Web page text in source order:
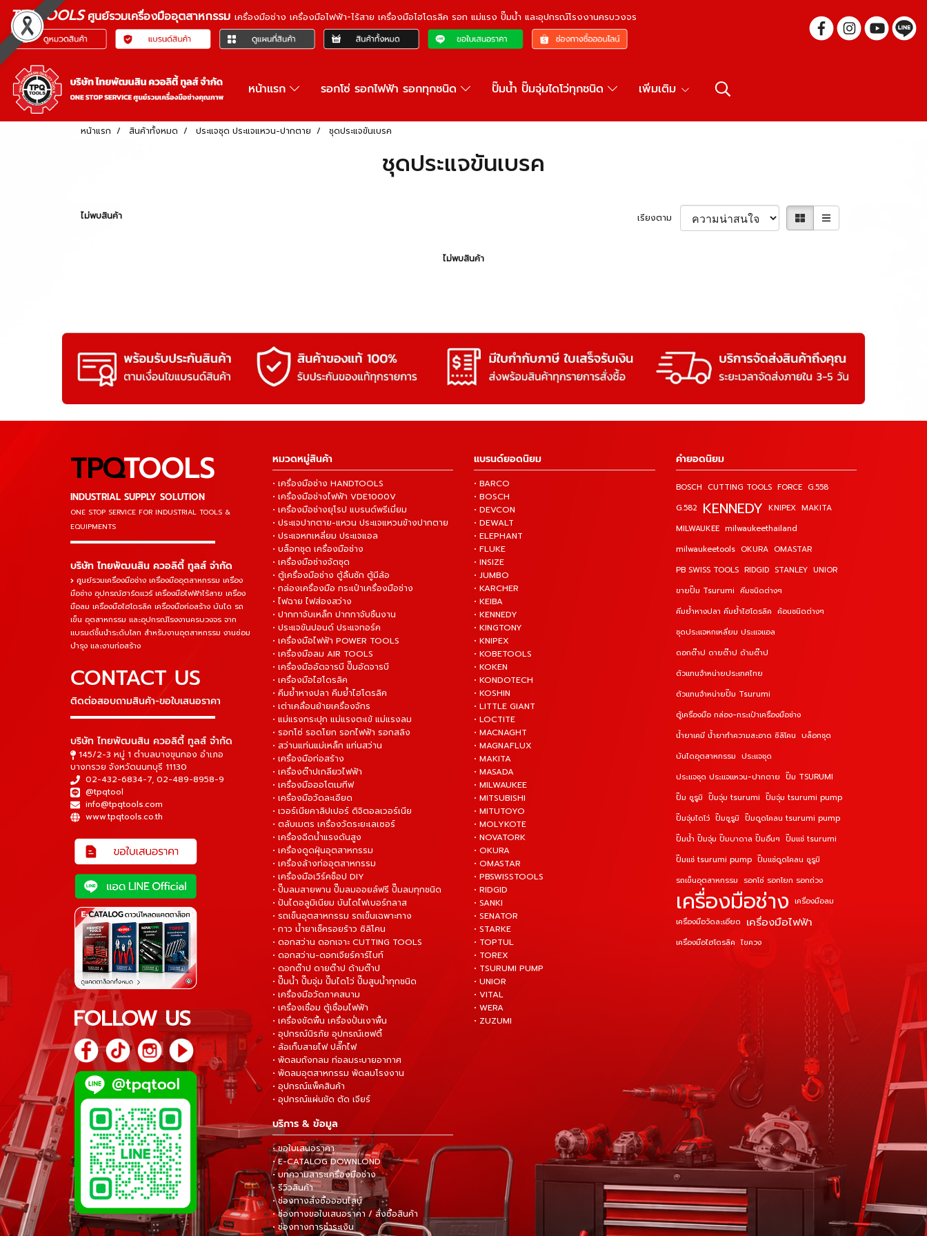
TPQTOOLSศูนย์รวมเครื่องมืออุตสาหกรรม เครื่องมือช่าง เครื่องมือไฟฟ้า-ไร้สาย เครื่องมือไฮโดรลิค รอก แม่แรง ปั๊มน้ำ และอุปกรณ์โรงงานครบวงจร
หน้าแรก รอกโซ่ รอกไฟฟ้า รอกทุกชนิด ปั๊มน้ำ ปั๊มจุ่มไดโว่ทุกชนิด เพิ่มเติม
หน้าแรก สินค้าทั้งหมด ประแจชุด ประแจแหวน-ปากตาย ชุดประแจขันเบรค
ชุดประแจขันเบรค
ไม่พบสินค้า เรียงตาม
ไม่พบสินค้า
TPQTOOLS
INDUSTRIAL SUPPLY SOLUTION
ONE STOP SERVICE FOR INDUSTRIAL TOOLS &
EQUIPMENTS
▬▬▬▬▬▬▬▬▬▬▬▬▬▬▬
บริษัท ไทยพัฒนสิน ควอลิตี้ ทูลส์ จำกัด
ศูนย์รวมเครื่องมือช่าง เครื่องมืออุตสาหกรรม เครื่อง
มือช่าง อุปกรณ์ฮาร์ดแวร์ เครื่องมือไฟฟ้าไร้สาย เครื่อง
มือลม เครื่องมือไฮโดรลิค เครื่องมือก่อสร้าง บันได รถ
เข็น อุตสาหกรรม และอุปกรณ์โรงงานครบวงจร จาก
แบรนด์ชั้นนำระดับโลก สำหรับงานอุตสาหกรรม งานซ่อม
บำรุง และงานก่อสร้าง
CONTACT US
ติดต่อสอบถามสินค้า-ขอใบเสนอราคา
▬▬▬▬▬▬▬▬▬▬▬▬▬▬▬
บริษัท ไทยพัฒนสิน ควอลิตี้ ทูลส์ จำกัด
145/2-3 หมู่ 1 ตำบลบางขุนกอง อำเภอ
บางกรวย จังหวัดนนทบุรี 11130
02-432-6834-7, 02-489-8958-9
@tpqtool
info@tpqtools.com
www.tpqtools.co.th
FOLLOW US
หมวดหมู่สินค้า
• เครื่องมือช่าง HANDTOOLS
• เครื่องมือช่างไฟฟ้า VDE1000V
• เครื่องมือช่างยุโรป แบรนด์พรีเมี่ยม
• ประแจปากตาย-แหวน ประแจแหวนข้างปากตาย
• ประแจหกเหลี่ยม ประแจแอล
• บล็อกชุด เครื่องมือช่าง
• เครื่องมือช่างจัดชุด
• ตู้เครื่องมือช่าง ตู้ลิ้นชัก ตู้มีล้อ
• กล่องเครื่องมือ กระเป๋าเครื่องมือช่าง
• ไฟฉาย ไฟส่องสว่าง
• ปากกาจับเหล็ก ปากกาจับชิ้นงาน
• ประแจขันปอนด์ ประแจทอร์ค
• เครื่องมือไฟฟ้า POWER TOOLS
• เครื่องมือลม AIR TOOLS
• เครื่องมืออัดจารบี ปั๊มอัดจารบี
• เครื่องมือไฮโดรลิค
• คีมย้ำหางปลา คีมย้ำไฮโดรลิค
• เต่าเคลื่อนย้ายเครื่องจักร
• แม่แรงกระปุก แม่แรงตะเข้ แม่แรงลม
• รอกโซ่ รอดโยก รอกไฟฟ้า รอกสลิง
• สว่านแท่นแม่เหล็ก แท่นสว่าน
• เครื่องมือก่อสร้าง
• เครื่องต๊าปเกลียวไฟฟ้า
• เครื่องมือออโตเมทีฟ
• เครื่องมือวัดละเอียด
• เวอร์เนียคาลิปเปอร์ ดิจิตอลเวอร์เนีย
• ตลับเมตร เครื่องวัดระยะเลเซอร์
• เครื่องฉีดน้ำแรงดันสูง
• เครื่องดูดฝุ่นอุตสาหกรรม
• เครื่องล้างท่ออุตสาหกรรม
• เครื่องมือเวิร์คช็อป DIY
• ปั๊มลมสายพาน ปั๊มลมออยล์ฟรี ปั๊มลมทุกชนิด
• ปันไดอลูมิเนียม บันไดไฟเบอร์กลาส
• รถเข็นอุตสาหกรรม รถเข็นเฉพาะทาง
• กาว น้ำยาเช็ครอยร้าว ซิลิโคน
• ดอกสว่าน ดอกเจาะ CUTTING TOOLS
• ดอกสว่าน-ดอกเจียร์คาร์ไบท์
• ดอกต๊าป ดายต๊าป ด้ามต๊าป
• ปั๊มน้ำ ปั๊มจุ่ม ปั๊มไดโว่ ปั๊มสูบน้ำทุกชนิด
• เครื่องมือวัดภาคสนาม
• เครื่องเชื่อม ตู้เชื่อมไฟฟ้า
• เครื่องขัดพื้น เครื่องปั่นเงาพื้น
• อุปกรณ์นิรภัย อุปกรณ์เซฟตี้
• ล้อเก็บสายไฟ ปลั๊กไฟ
• พัดลมถังกลม ท่อลมระบายอากาศ
• พัดลมอุตสาหกรรม พัดลมโรงงาน
• อุปกรณ์แพ็คสินค้า
• อุปกรณ์แผ่นขัด ตัด เจียร์
แบรนด์ยอดนิยม
• BARCO
• BOSCH
• DEVCON
• DEWALT
• ELEPHANT
• FLUKE
• INSIZE
• JUMBO
• KARCHER
• KEIBA
• KENNEDY
• KINGTONY
• KNIPEX
• KOBETOOLS
• KOKEN
• KONDOTECH
• KOSHIN
• LITTLE GIANT
• LOCTITE
• MACNAGHT
• MAGNAFLUX
• MAKITA
• MASADA
• MILWAUKEE
• MITSUBISHI
• MITUTOYO
• MOLYKOTE
• NOVATORK
• OKURA
• OMASTAR
• PBSWISSTOOLS
• RIDGID
• SANKI
• SENATOR
• STARKE
• TOPTUL
• TOREX
• TSURUMI PUMP
• UNIOR
• VITAL
• WERA
• ZUZUMI
บริการ & ข้อมูล
• ขอใบเสนอราคา
• E-CATALOG DOWNLOND
• บทความสาระเครื่องมือช่าง
• รีวิวสินค้า
• ช่องทางสั่งซื้อออนไลน์
• ช่องทางขอใบเสนอราคา / สั่งซื้อสินค้า
• ช่องทางการชำระเงิน
คำยอดนิยม
BOSCH CUTTING TOOLS FORCE G.558
G.582 KENNEDY KNIPEX MAKITA
MILWAUKEE milwaukeethailand
milwaukeetools OKURA OMASTAR
PB SWISS TOOLS RIDGID STANLEY UNIOR
ขายปั๊ม Tsurumi คีมชนิดต่างๆ
คีมย้ำหางปลา คีมย้ำไฮโดรลิค ค้อนชนิดต่างๆ
ชุดประแจหกเหลี่ยม ประแจแอล
ดอกต๊าป ดายต๊าป ด้ามต๊าป
ตัวแทนจำหน่ายประเทศไทย
ตัวแทนจำหน่ายปั๊ม Tsurumi
ตู้เครื่องมือ กล่อง-กระเป๋าเครื่องมือช่าง
น้ำยาเคมี น้ำยาทำความสะอาด ซิลิโคน บล็อกชุด
บันไดอุตสาหกรรม ประแจชุด
ประแจชุด ประแจแหวน-ปากตาย ปั๊ม TSURUMI
ปั๊ม ซูรูมิ ปั๊มจุ่ม tsurumi ปั๊มจุ่ม tsurumi pump
ปั๊มจุ่มไดโว่ ปั๊มซูรูมิ ปั๊มดูดโคลน tsurumi pump
ปั๊มน้ำ ปั๊มจุ่ม ปั๊มบาดาล ปั๊มอื่นๆ ปั๊มแช่ tsurumi
ปั๊มแช่ tsurumi pump ปั๊มแช่ดูดโคลน ซูรูมิ
รถเข็นอุตสาหกรรม รอกโซ่ รอกโยก รอกถ่วง
เครื่องมือช่าง เครื่องมือลม
เครื่องมือวัดละเอียด เครื่องมือไฟฟ้า
เครื่องมือไฮโดรลิค ไขควง